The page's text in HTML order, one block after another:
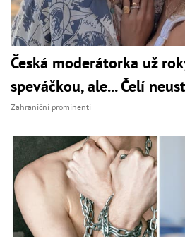
Česká moderátorka už
speváčkou, ale... Čelí
Zahraniční prominenti